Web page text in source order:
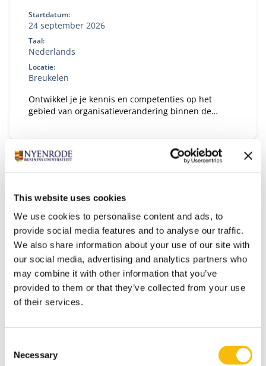
This website uses cookies
We use cookies to personalise content and ads, to
provide social media features and to analyse our traffic.
We also share information about your use of our site with
our social media, advertising and analytics partners who
may combine it with other information that you’ve
provided to them or that they’ve collected from your use
of their services.
Selection
Necessary
Startdatum:
24 september 2026
Taal:
Nederlands
Locatie:
Breukelen
Ontwikkel je je kennis en competenties op het
gebied van organisatieverandering binnen de
Modulair Executive MBA in Public &
Private
Startdatum:
Taal: